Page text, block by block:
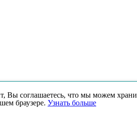
Вы соглашаетесь, что мы можем
браузере. Узнать больше